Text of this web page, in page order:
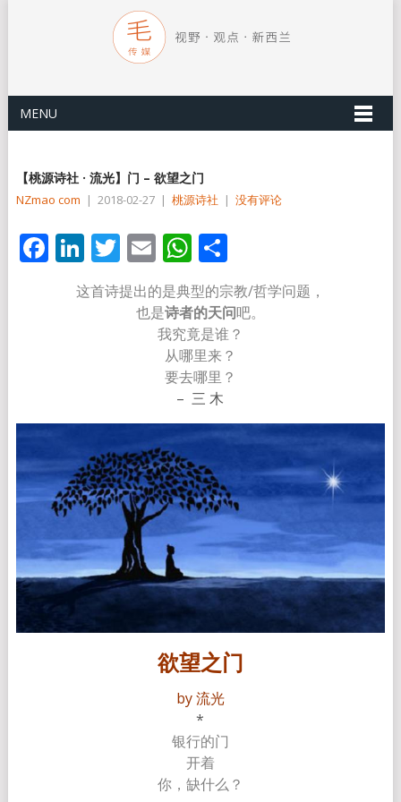
MENU
【桃源诗社 · 流光】门 – 欲望之门
NZmao com | 2018-02-27 | 桃源诗社 | 没有评论
Facebook
LinkedIn
Twitter
EmailWhatsApp
分
享
这首诗提出的是典型的宗教/哲学问题，
也是诗者的天问吧。
我究竟是谁？
从哪里来？
要去哪里？
– 三 木
欲望之门
by 流光
*
银行的门
开着
你，缺什么？